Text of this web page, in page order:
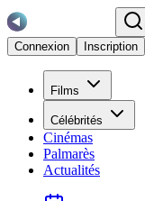
Connexion
Inscription
Films
Célébrités
Cinémas
Palmarès
Actualités